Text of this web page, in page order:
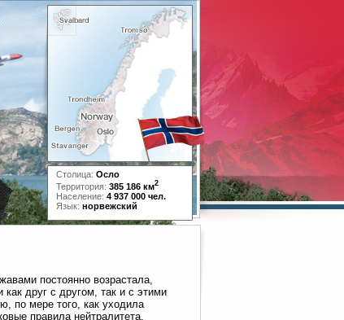
Столица: Осло
Территория: 385 186 км2
Население: 4 937 000 чел.
Язык: норвежский
постоянно возрастала,
друг с другом, так и с этими
по мере того, как уходила
правила нейтралитета,